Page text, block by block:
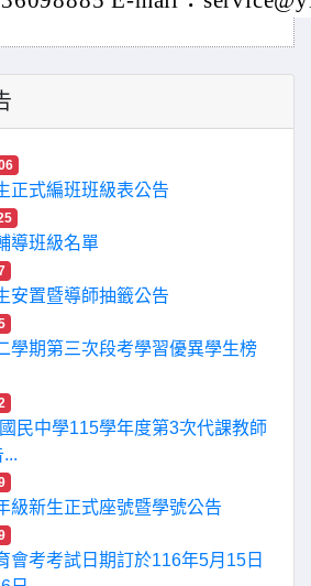
正式編班班級表公告
導班級名單
安置暨導師抽籤公告
學期第三次段考學習優異學生榜
民中學115學年度第3次代課教師
級新生正式座號暨學號公告
會考考試日期訂於116年5月15日